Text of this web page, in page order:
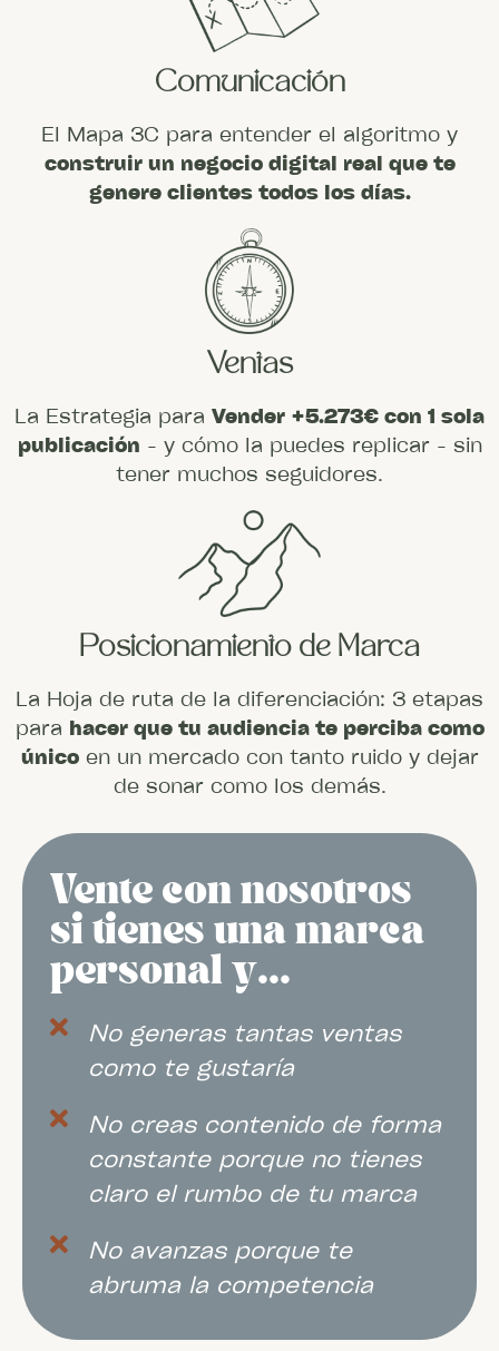
Comunicación
El Mapa 3C para entender el algoritmo y
construir un negocio digital real que te
genere clientes todos los días.
Ventas
La Estrategia para Vender +5.273€ con 1 sola
publicación - y cómo la puedes replicar - sin
tener muchos seguidores.
Posicionamiento de Marca
La Hoja de ruta de la diferenciación: 3 etapas
para hacer que tu audiencia te perciba como
únicoen un mercado con tanto ruido y dejar
de sonar como los demás.
Vente con nosotros
si tienes una marca
personal y...
No generas tantas ventas
como te gustaría
No creas contenido de forma
constante porque no tienes
claro el rumbo de tu marca
No avanzas porque te
abruma la competencia